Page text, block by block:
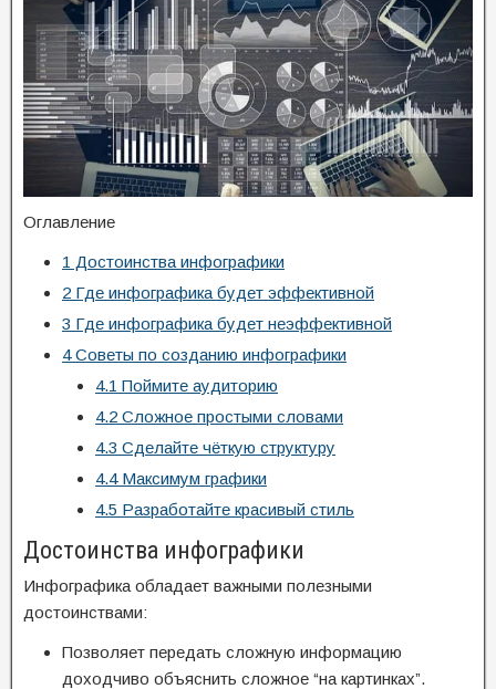
Оглавление
1 Достоинства инфографики
2 Где инфографика будет эффективной
3 Где инфографика будет неэффективной
4Советы по созданию инфографики
4.1 Поймите аудиторию
4.2 Сложное простыми словами
4.3 Сделайте чёткую структуру
4.4Максимум графики
4.5 Разработайте красивый стиль
Достоинства инфографики
Инфографика обладает важными полезными
достоинствами:
Позволяет передать сложную информацию
доходчиво объяснить сложное “на картинках”.